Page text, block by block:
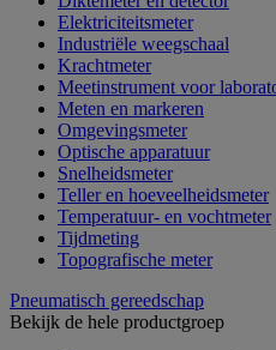
Elektriciteitsmeter
Industriële weegschaal
Krachtmeter
Meetinstrument voor
Meten en markeren
Omgevingsmeter
Optische apparatuur
Snelheidsmeter
Teller en hoeveelheidsmeter
Temperatuur- en vochtmeter
Tijdmeting
Topografische meter
Pneumatisch gereedschap
Bekijk de hele productgroep